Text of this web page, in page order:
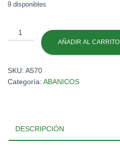
9 disponibles
ABANICO
ELEVE
SATIN
52"#FH-
AÑADIR AL CARRITO
SKU: A570
Categoría: ABANICOS
DESCRIPCIÓN